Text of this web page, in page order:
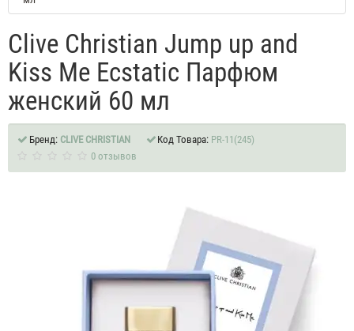
Clive Christian Jump up and
Kiss Me Ecstatic Парфюм
женский 60 мл
Бренд: CLIVE CHRISTIAN Код Товара: PR-11(245)
0 отзывов